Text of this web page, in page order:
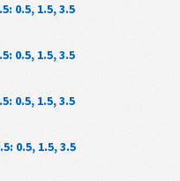
0.5, 1.5, 3.5
0.5, 1.5, 3.5
0.5, 1.5, 3.5
0.5, 1.5, 3.5